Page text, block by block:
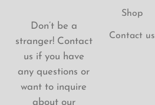
Don’t be a
stranger! Contact
us if you have
any questions or
want to inquire
about our
Shop
Contact us